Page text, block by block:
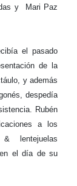
y Mari Paz
el pasado
de la
y además
despedía
Rubén
a los
lentejuelas
en el día de su